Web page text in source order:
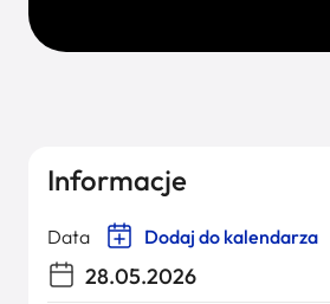
Informacje
Data Dodaj do kalendarza
28.05.2026